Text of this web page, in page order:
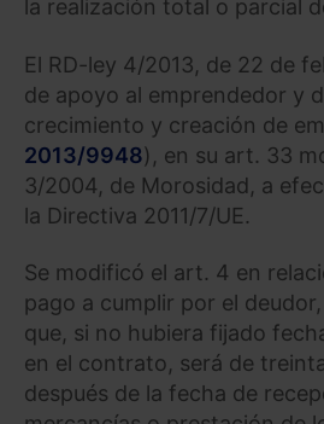
la realización total o parcial
El RD-ley 4/2013, de 22 de
de apoyo al emprendedor y
crecimiento y creación de
2013/9948), en su art. 33
3/2004, de Morosidad, a
la Directiva 2011/7/UE.
Se modificó el art. 4 en
pago a cumplir por el
que, si no hubiera fijado
en el contrato, será de
después de la fecha de